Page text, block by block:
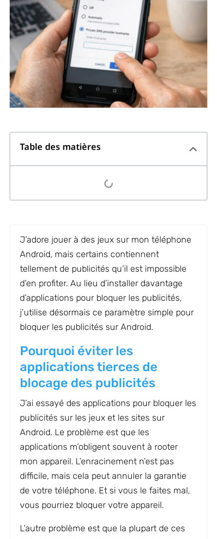
Table des matières
J’adore jouer à des jeux sur mon téléphone
Android, mais certains contiennent
tellement de publicités qu’il est impossible
d’en profiter. Au lieu d’installer davantage
d’applications pour bloquer les publicités,
j’utilise désormais ce paramètre simple pour
bloquer les publicités sur Android.
Pourquoi éviter les
applications tierces de
blocage des publicités
J’ai essayé des applications pour bloquer les
publicités sur les jeux et les sites sur
Android. Le problème est que les
applications m’obligent souvent à rooter
mon appareil. L’enracinement n’est pas
difficile, mais cela peut annuler la garantie
de votre téléphone. Et si vous le faites mal,
vous pourriez bloquer votre appareil.
L’autre problème est que la plupart de ces